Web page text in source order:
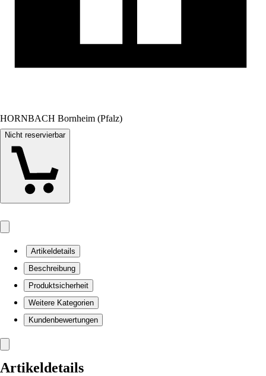
HORNBACH Bornheim (Pfalz)
Nicht reservierbar
Artikeldetails
Beschreibung
Produktsicherheit
Weitere Kategorien
Kundenbewertungen
Artikeldetails